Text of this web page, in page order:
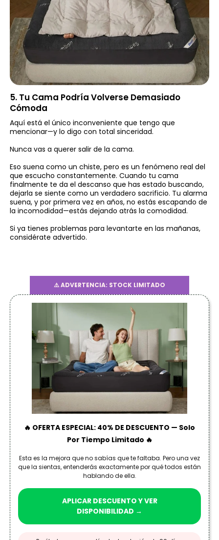
5. Tu Cama Podría Volverse Demasiado
Cómoda
Aquí está el único inconveniente que tengo que
mencionar—y lo digo con total sinceridad.
Nunca vas a querer salir de la cama.
Eso suena como un chiste, pero es un fenómeno real del
que escucho constantemente. Cuando tu cama
finalmente te da el descanso que has estado buscando,
dejarla se siente como un verdadero sacrificio. Tu alarma
suena, y por primera vez en años, no estás escapando de
la incomodidad—estás dejando atrás la comodidad.
Si ya tienes problemas para levantarte en las mañanas,
considérate advertido.
⚠️ ADVERTENCIA: STOCK LIMITADO
🔥 OFERTA ESPECIAL: 40% DE DESCUENTO — Solo
Por Tiempo Limitado 🔥
Esta es la mejora que no sabías que te faltaba. Pero una vez
que la sientas, entenderás exactamente por qué todos están
hablando de ella.
APLICAR DESCUENTO Y VER
DISPONIBILIDAD →